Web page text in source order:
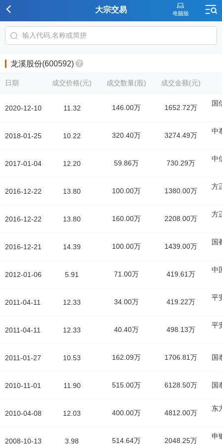
大宗交易
龙溪股份(600592)
日期
2020-12-10
2018-01-25
2017-01-04
2016-12-22
2016-12-22
2016-12-21
2012-01-06
2011-04-11
2011-04-11
2011-01-27
2010-11-01
2010-04-08
2008-10-13
成交价格(元) 成交数量(股) 成交金额(元)
11.32 146.00万 1652.72万
国
10.22 320.40万 3274.49万
中
12.20 59.86万 730.29万
中
13.80 100.00万 1380.00万
方
13.80 160.00万 2208.00万
方
14.39 100.00万 1439.00万
国
5.91 71.00万 419.61万
中
12.33 34.00万 419.22万
平
12.33 40.40万 498.13万
平
10.53 162.09万 1706.81万 国
11.90 515.00万 6128.50万 国
12.03 400.00万 4812.00万
东
3.98 514.64万 2048.25万
申